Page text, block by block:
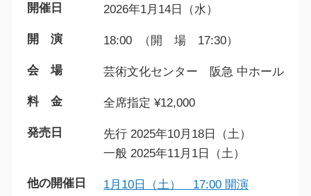
開催日 2026年1月14日（水）
開 演 18:00 （開 場 17:30）
会 場 芸術文化センター 阪急 中ホール
料 金 全席指定 ¥12,000
発売日
先行 2025年10月18日（土）
一般 2025年11月1日（土）
他の開催日
1月10日（土） 17:00 開演